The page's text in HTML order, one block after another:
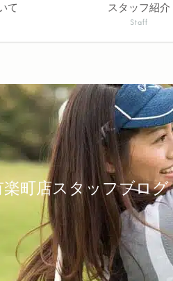
て スタッフ紹介
Staff
楽町店スタッフブログ